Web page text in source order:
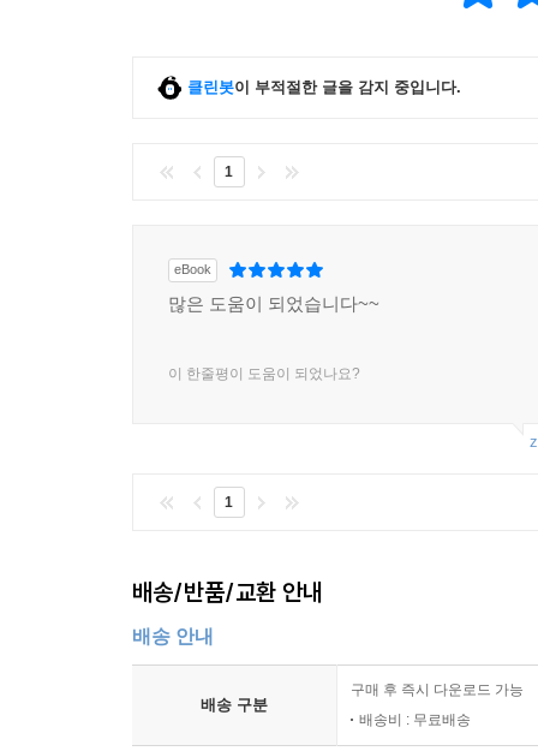
클린봇이 부적절한 글을 감지 중입니다.
1
eBook
많은 도움이 되었습니다~~
이 한줄평이 도움이 되었나요?
1
배송/반품/교환 안내
배송 안내
배송 구분
구매 후 즉시 다운로드 가능
배송비 : 무료배송